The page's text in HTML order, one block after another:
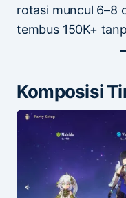
rotasi muncul 6–8
tembus 150K+
Komposisi